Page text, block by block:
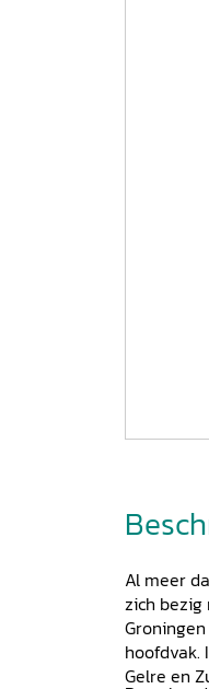
Al meer
zich bezig
hoofdvak.
Gelre en